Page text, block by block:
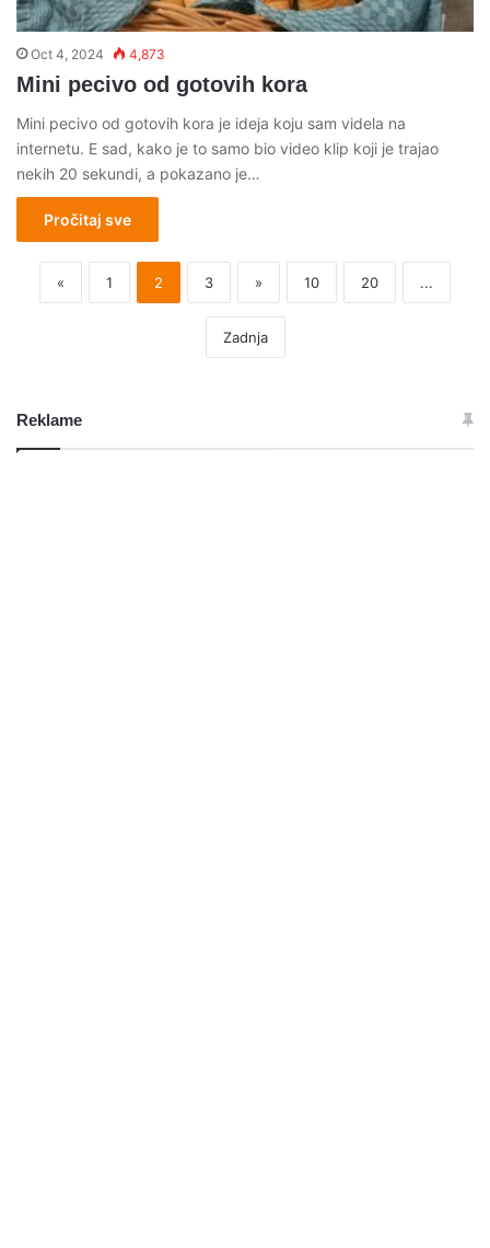
Oct 4, 2024 4,873
Mini pecivo od gotovih kora
Mini pecivo od gotovih kora je ideja koju sam videla na
internetu. E sad, kako je to samo bio video klip koji je trajao
nekih 20 sekundi, a pokazano je…
Pročitaj sve
« 1 2 3 » 10 20 ...
Zadnja
Reklame